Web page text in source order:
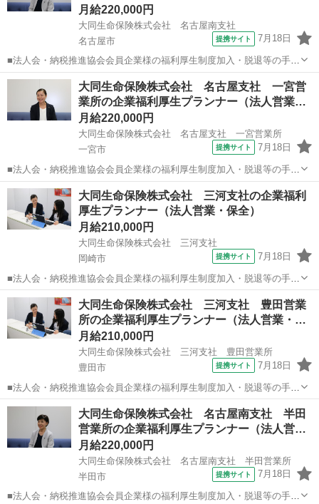
月給220,000円
大同生命保険株式会社 名古屋南支社
名古屋市
提携サイト 7月18日
■法人会・納税推進協会会員企業様の福利厚生制度加入・脱退等の手続
きなどをお任せします。 家庭訪問ではなく、会員である法人企業様へ
と出向き、当社のお薦めするプランのご案内などがメイン。個人宅訪
問や知人・友人への保険勧誘は一切あ...
愛知 名古屋市 代理店営業
大同生命保険株式会社 名古屋支社 一宮営
業所の企業福利厚生プランナー（法人営業…
月給220,000円
大同生命保険株式会社 名古屋支社 一宮営業所
一宮市
提携サイト 7月18日
■法人会・納税推進協会会員企業様の福利厚生制度加入・脱退等の手続
きなどをお任せします。 家庭訪問ではなく、会員である法人企業様へ
と出向き、当社のお薦めするプランのご案内などがメイン。個人宅訪
問や知人・友人への保険勧誘は一切あ...
愛知 一宮市 代理店営業
大同生命保険株式会社 三河支社の企業福利
厚生プランナー（法人営業・保全）
月給210,000円
大同生命保険株式会社 三河支社
岡崎市
提携サイト 7月18日
■法人会・納税推進協会会員企業様の福利厚生制度加入・脱退等の手続
きなどをお任せします。 家庭訪問ではなく、会員である法人企業様へ
と出向き、当社のお薦めするプランのご案内などがメイン。個人宅訪
問や知人・友人への保険勧誘は一切あ...
愛知 岡崎市 代理店営業
大同生命保険株式会社 三河支社 豊田営業
所の企業福利厚生プランナー（法人営業・…
月給210,000円
大同生命保険株式会社 三河支社 豊田営業所
豊田市
提携サイト 7月18日
■法人会・納税推進協会会員企業様の福利厚生制度加入・脱退等の手続
きなどをお任せします。 家庭訪問ではなく、会員である法人企業様へ
と出向き、当社のお薦めするプランのご案内などがメイン。個人宅訪
問や知人・友人への保険勧誘は一切あ...
愛知 豊田市 代理店営業
大同生命保険株式会社 名古屋南支社 半田
営業所の企業福利厚生プランナー（法人営…
月給220,000円
大同生命保険株式会社 名古屋南支社 半田営業所
半田市
提携サイト 7月18日
■法人会・納税推進協会会員企業様の福利厚生制度加入・脱退等の手続